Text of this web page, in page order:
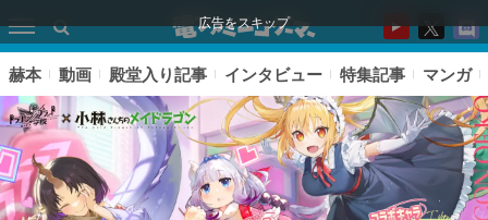
広告をスキップ
赫本 動画 殿堂入り記事 インタビュー 特集記事 マンガ